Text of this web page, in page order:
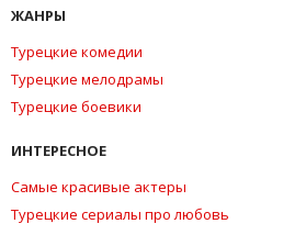
ЖАНРЫ
Турецкие комедии
Турецкие мелодрамы
Турецкие боевики
ИНТЕРЕСНОЕ
Самые красивые актеры
Турецкие сериалы про любовь